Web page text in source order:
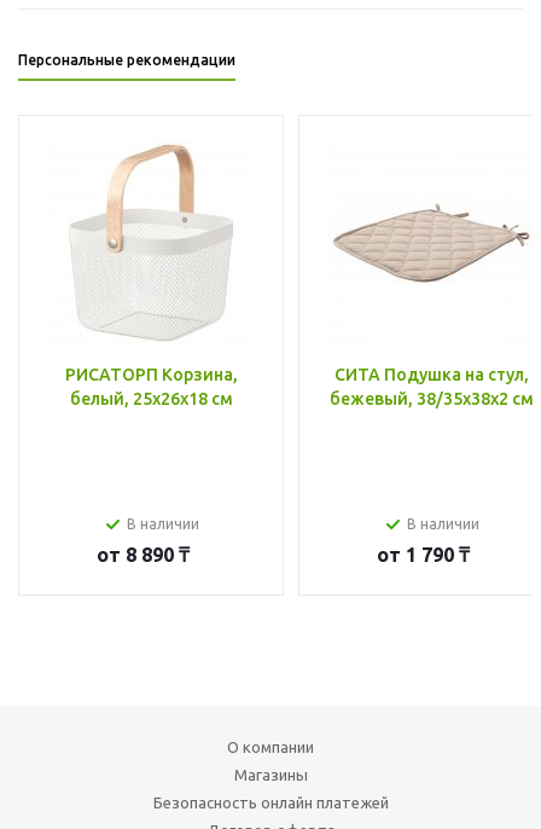
Персональные рекомендации
РИСАТОРП Корзина,
белый, 25x26x18 см
В наличии
от 8 890 ₸
СИТА Подушка на стул,
бежевый, 38/35x38x2 см
В наличии
от 1 790 ₸
О компании
Магазины
Безопасность онлайн платежей